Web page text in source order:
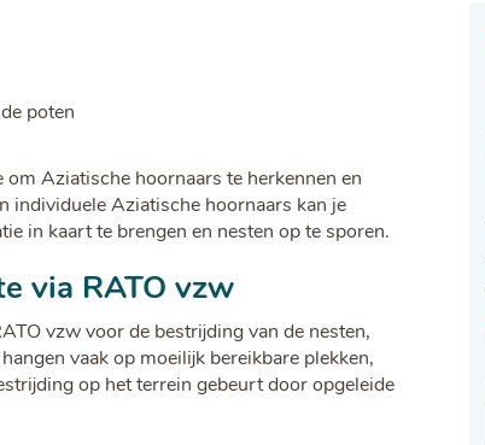
poten
om Aziatische hoornaars te herkennen en
individuele Aziatische hoornaars kan je
in kaart te brengen en nesten op te sporen.
via RATO vzw
vzw voor de bestrijding van de nesten,
vaak op moeilijk bereikbare plekken,
op het terrein gebeurt door opgeleide